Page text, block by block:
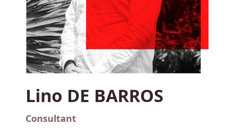
Lino DE BARROS
Consultant